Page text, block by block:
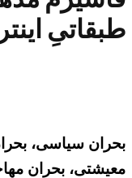
طبقاتیِ
بحران سیاسی،
معیشتی، بحران